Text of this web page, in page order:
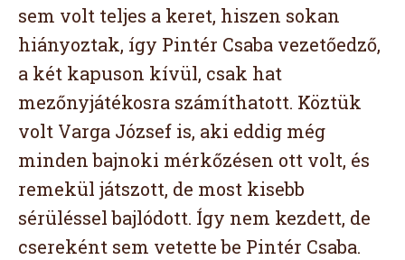
sem volt teljes a keret, hiszen sokan
hiányoztak, így Pintér Csaba vezetőedző,
a két kapuson kívül, csak hat
mezőnyjátékosra számíthatott. Köztük
volt Varga József is, aki eddig még
minden bajnoki mérkőzésen ott volt, és
remekül játszott, de most kisebb
sérüléssel bajlódott. Így nem kezdett, de
csereként sem vetette be Pintér Csaba.